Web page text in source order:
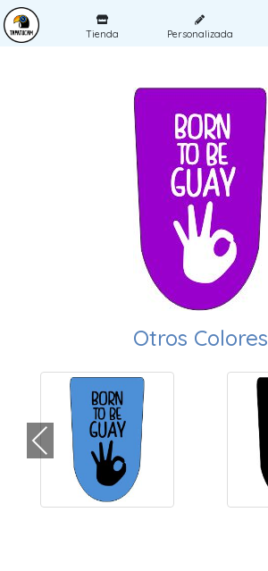
Tienda Personalizada
Otros Colores